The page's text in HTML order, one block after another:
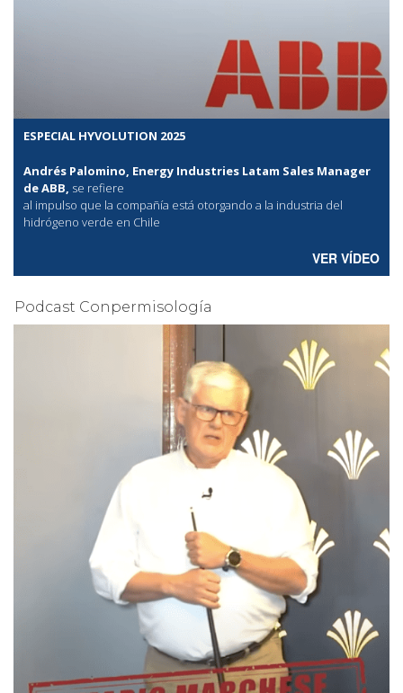
ESPECIAL HYVOLUTION 2025
Andrés Palomino, Energy Industries Latam Sales Manager
de ABB, se refiere
al impulso que la compañía está otorgando a la industria del
hidrógeno verde en Chile
VER VÍDEO
Podcast Conpermisología